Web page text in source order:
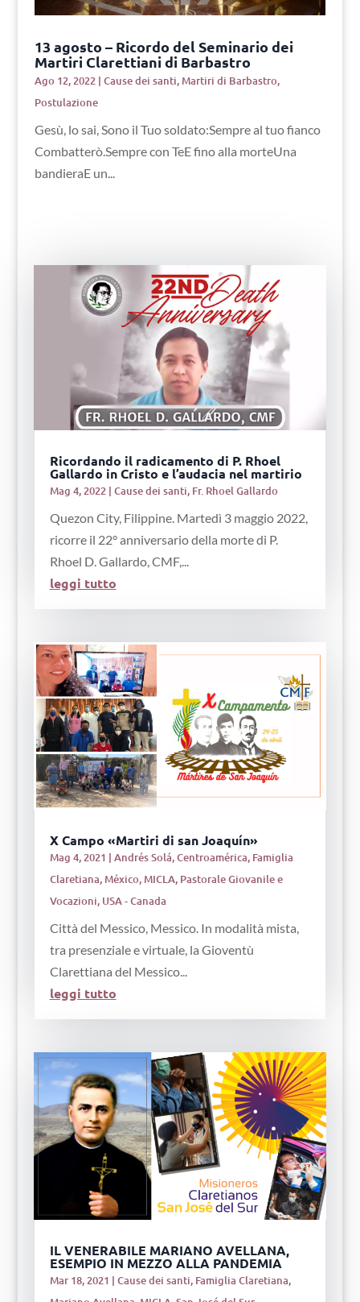
13 agosto – Ricordo del Seminario dei
Martiri Clarettiani di Barbastro
Ago 12, 2022| Cause dei santi,Martiri di Barbastro,
Postulazione
Gesù, lo sai, Sono il Tuo soldato:Sempre al tuo fianco
Combatterò.Sempre con TeE fino alla morteUna
bandieraE un...
Ricordando il radicamento di P. Rhoel
Gallardo in Cristo e l’audacia nel martirio
Mag 4, 2022| Cause dei santi, Fr. Rhoel Gallardo
Quezon City, Filippine. Martedì 3 maggio 2022,
ricorre il 22° anniversario della morte di P.
Rhoel D. Gallardo, CMF,...
leggi tutto
X Campo «Martiri di san Joaquín»
Mag 4, 2021 | Andrés Solá,Centroamérica, Famiglia
Claretiana,México,MICLA, Pastorale Giovanile e
Vocazioni, USA - Canada
Città del Messico, Messico. In modalità mista,
tra presenziale e virtuale, la Gioventù
Clarettiana del Messico...
leggi tutto
IL VENERABILE MARIANO AVELLANA,
ESEMPIO IN MEZZO ALLA PANDEMIA
Mar 18, 2021 | Cause dei santi, Famiglia Claretiana,